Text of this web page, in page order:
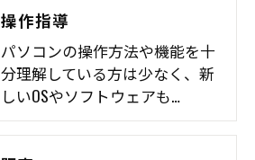
操作指導
パソコンの操作方法や機能を十
分理解している方は少なく、新
しいOSやソフトウェアも…